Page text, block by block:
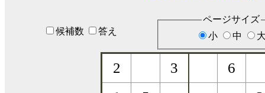
候補数 答え
ページサイズ
小
中